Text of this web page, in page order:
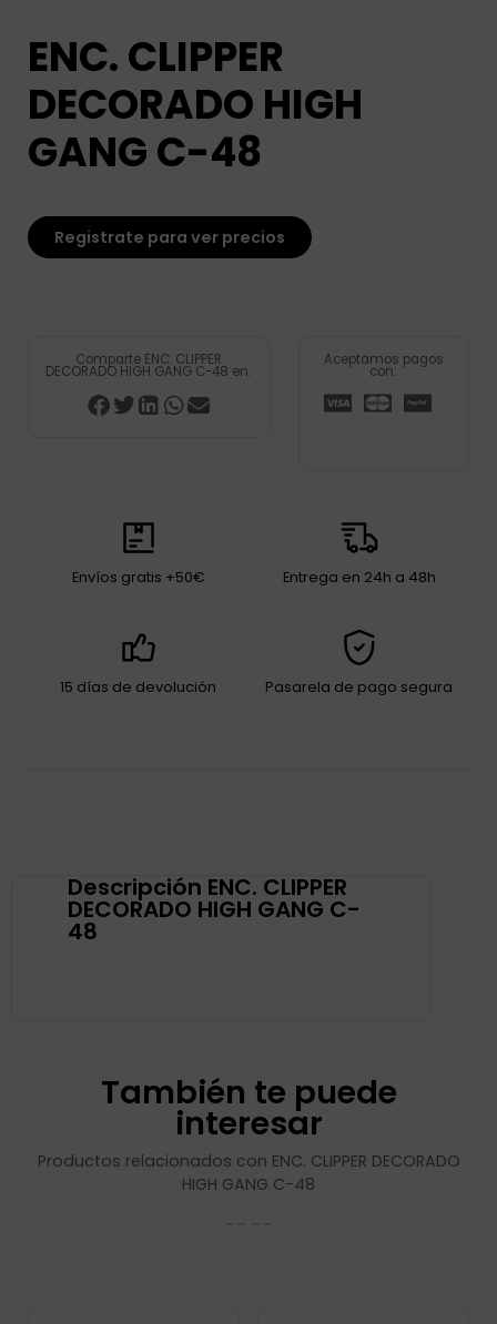
ENC. CLIPPER
DECORADO HIGH
GANG C-48
Registrate para ver precios
Comparte ENC. CLIPPER
DECORADO HIGH GANG C-48 en:
Aceptamos pagos
con:
Envíos gratis +50€ Entrega en 24h a 48h
15 días de devolución Pasarela de pago segura
Descripción ENC. CLIPPER
DECORADO HIGH GANG C-
48
También te puede
interesar
Productos relacionados con ENC. CLIPPER DECORADO
HIGH GANG C-48